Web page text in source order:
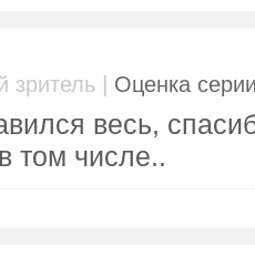
зритель | Оценка
весь,
том числе..